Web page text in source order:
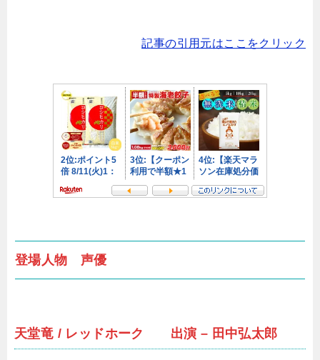
記事の引用元はここをクリック
登場人物 声優
天堂竜 / レッドホーク 出演 – 田中弘太郎